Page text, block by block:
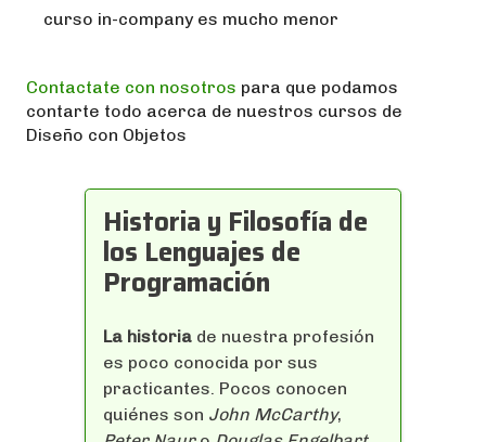
curso in-company es mucho menor
Contactate con nosotros para que podamos
contarte todo acerca de nuestros cursos de
Diseño con Objetos
Historia y Filosofía de
los Lenguajes de
Programación
La historia de nuestra profesión
es poco conocida por sus
practicantes. Pocos conocen
quiénes son John McCarthy,